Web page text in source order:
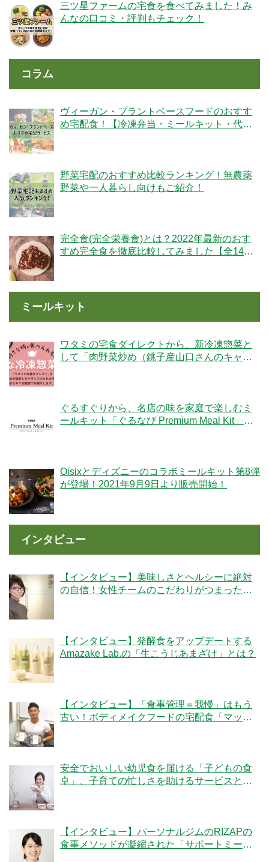
三ツ星ファームの宅食を食べてみました！み
んなの口コミ・評判もチェック！
コラム
ヴィーガン・プラントベースフードのおすす
め宅配食！【冷凍弁当・ミールキット・代替
野菜宅配のおすすめ比較ランキング！無農薬
野菜や一人暮らし向けもご紹介！
完全食(完全栄養食)とは？2022年最新のおす
すめ完全食を徹底比較してみました【全14
ミールキット
ワタミの宅食ダイレクトから、新冷凍惣菜と
して「肉野菜炒め（銚子産山口さんのキャベ
ぐるすぐりから、名店の味を家庭で楽しむミ
ールキット「ぐるなび Premium Meal Kit」シ
Oisixとディズニーのコラボミールキット第8弾
が登場！2021年9月9日より販売開始！
インタビュー
【インタビュー】美味しさとヘルシーに絶対
の自信！女性チームのこだわりがつまった
【インタビュー】発酵食をアップデートする
Amazake Lab.の「生こうじあまざけ」とは？
【インタビュー】「食事管理＝我慢」はもう
古い！ボディメイクフードの宅配食「マッス
安全でおいしい幼児食を届ける「子どもの食
卓」、子育ての忙しさを助けるサービスと
【インタビュー】パーソナルジムのRIZAPの
食事メソッドが凝縮された「サポートミー